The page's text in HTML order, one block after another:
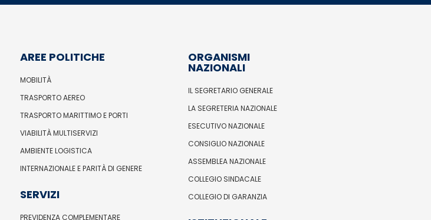
AREE POLITICHE
MOBILITÀ
TRASPORTO AEREO
TRASPORTO MARITTIMO E PORTI
VIABILITÀ MULTISERVIZI
AMBIENTE LOGISTICA
INTERNAZIONALE E PARITÀ DI GENERE
SERVIZI
PREVIDENZA COMPLEMENTARE
ORGANISMI
NAZIONALI
IL SEGRETARIO GENERALE
LA SEGRETERIA NAZIONALE
ESECUTIVO NAZIONALE
CONSIGLIO NAZIONALE
ASSEMBLEA NAZIONALE
COLLEGIO SINDACALE
COLLEGIO DI GARANZIA